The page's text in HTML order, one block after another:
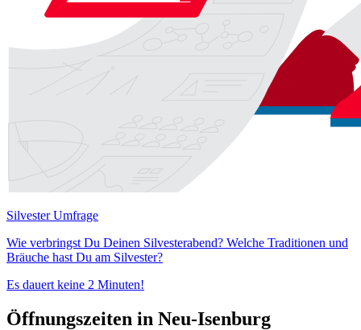
Silvester Umfrage
Wie verbringst Du Deinen Silvesterabend? Welche Traditionen und
Bräuche hast Du am Silvester?
Es dauert keine 2 Minuten!
Öffnungszeiten in Neu-Isenburg